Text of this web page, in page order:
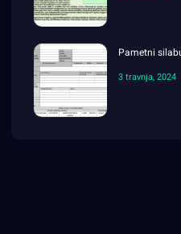
Pametni
3 travnja, 2024